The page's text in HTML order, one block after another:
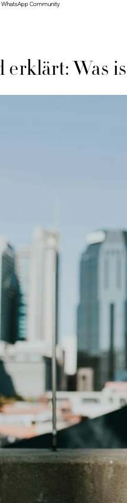
WhatsApp Community
WhatsApp Community
Was